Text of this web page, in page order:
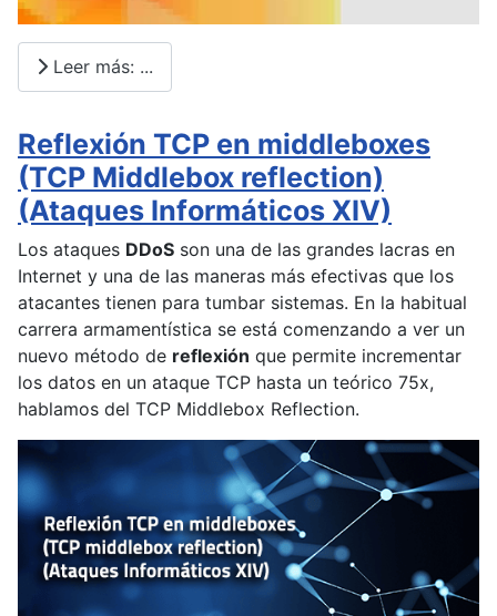
Leer más: ...
Reflexión TCP en middleboxes
(TCP Middlebox reflection)
(Ataques Informáticos XIV)
Los ataques DDoS son una de las grandes lacras en
Internet y una de las maneras más efectivas que los
atacantes tienen para tumbar sistemas. En la habitual
carrera armamentística se está comenzando a ver un
nuevo método de reflexión que permite incrementar
los datos en un ataque TCP hasta un teórico 75x,
hablamos del TCP Middlebox Reflection.